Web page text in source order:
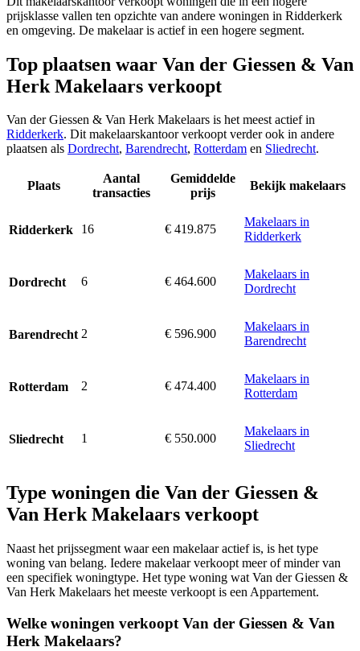
prijsklasse vallen ten opzichte van andere woningen in Ridderkerk
en omgeving. De makelaar is actief in een hogere segment.
Top plaatsen waar Van der Giessen & Van
Herk Makelaars verkoopt
Van der Giessen & Van Herk Makelaars is het meest actief in
Ridderkerk. Dit makelaarskantoor verkoopt verder ook in andere
plaatsen als Dordrecht, Barendrecht, Rotterdam en Sliedrecht.
Plaats
Aantal
transacties
Gemiddelde
prijs
Bekijk makelaars
Ridderkerk 16 € 419.875
Makelaars in
Ridderkerk
Dordrecht 6 € 464.600
Makelaars in
Dordrecht
Barendrecht 2 € 596.900
Makelaars in
Barendrecht
Rotterdam 2 € 474.400
Makelaars in
Rotterdam
Sliedrecht 1 € 550.000
Makelaars in
Sliedrecht
Type woningen die Van der Giessen &
Van Herk Makelaars verkoopt
Naast het prijssegment waar een makelaar actief is, is het type
woning van belang. Iedere makelaar verkoopt meer of minder van
een specifiek woningtype. Het type woning wat Van der Giessen &
Van Herk Makelaars het meeste verkoopt is een Appartement.
Welke woningen verkoopt Van der Giessen & Van
Herk Makelaars?